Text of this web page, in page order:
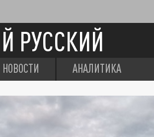
РУССКИЙ
НОВОСТИ АНАЛИТИКА